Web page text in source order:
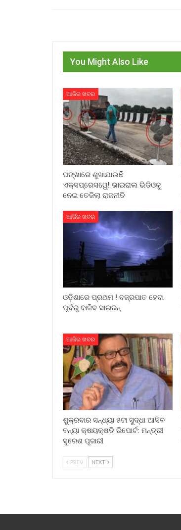
You Might Also Like
ଆଜିର ଖବର
ପଙ୍ଖାରେ ଶୁଖାଯାଉଛି
ଏକ୍ସପ୍ରେସୱେ! ଭାଇରାଲ ଭିଡିଓକୁ
ନେଇ ତେଜିଲା ରାଜନୀତି
ଆଜିର ଖବର
ଓଡ଼ିଶାରେ ପ୍ରଥମ ! ବଜ୍ରପାତ ହେବା
ପୂର୍ବରୁ ବାଜିବ ସାଇରନ୍
ଆଜିର ଖବର
ଶୁକ୍ରବାର ସନ୍ଧ୍ୟା ୫ଟା ସୁଦ୍ଧା ଆସିବ
ବନ୍ୟା କ୍ଷୟକ୍ଷତି ରିପୋର୍ଟ: ମନ୍ତ୍ରୀ
ସୁରେଶ ପୂଜାରୀ
PREV NEXT